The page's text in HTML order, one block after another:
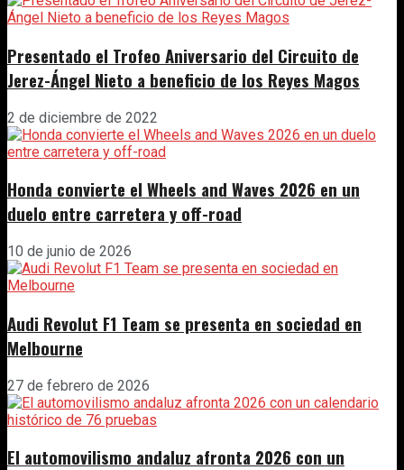
Presentado el Trofeo Aniversario del Circuito de
Jerez-Ángel Nieto a beneficio de los Reyes Magos
2 de diciembre de 2022
Honda convierte el Wheels and Waves 2026 en un
duelo entre carretera y off-road
10 de junio de 2026
Audi Revolut F1 Team se presenta en sociedad en
Melbourne
27 de febrero de 2026
El automovilismo andaluz afronta 2026 con un